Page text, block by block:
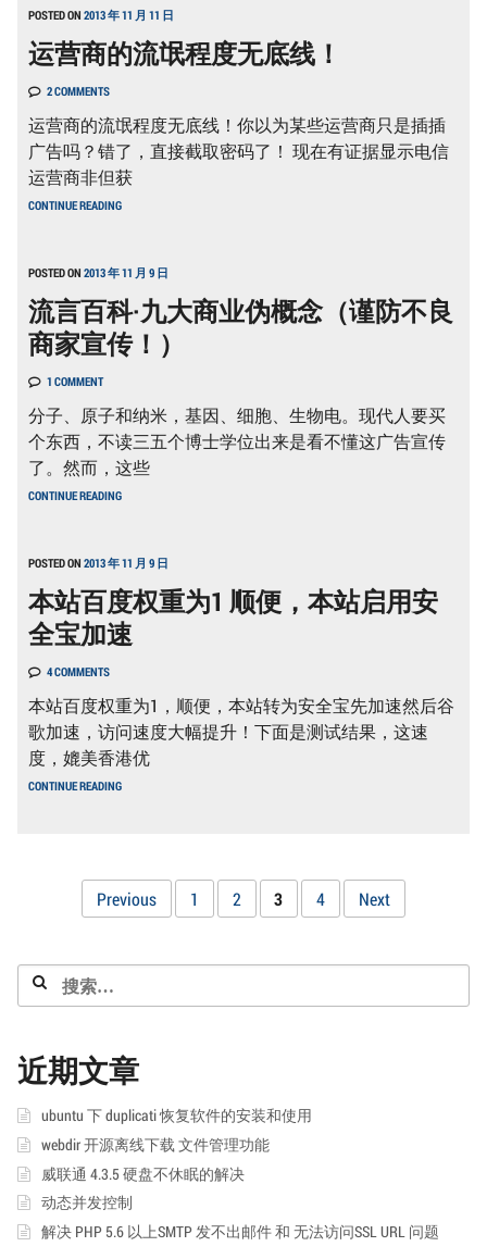
提
供：
离
线
（支
持
BT，
电
驴，
HTTPS）
POSTED ON 2013 年 11 月 11 日
运营商的流氓程度无底线！
2 COMMENTS
运营商的流氓程度无底线！你以为某些运营商只是插插
广告吗？错了，直接截取密码了！ 现在有证据显示电信
运营商非但获
CONTINUE READING运
营
流
程
度
无
底
POSTED ON 2013 年 11 月 9 日
流言百科·九大商业伪概念（谨防不良
商家宣传！）
1 COMMENT
分子、原子和纳米，基因、细胞、生物电。现代人要买
个东西，不读三五个博士学位出来是看不懂这广告宣传
了。然而，这些
CONTINUE READING流
言
·
大
商
业
伪
（谨
防
不
良
商
家
POSTED ON 2013 年 11 月 9 日
本站百度权重为1 顺便，本站启用安
全宝加速
4 COMMENTS
本站百度权重为1，顺便，本站转为安全宝先加速然后谷
歌加速，访问速度大幅提升！下面是测试结果，这速
度，媲美香港优
CONTINUE READING本
站
为
1
顺
站
用
宝
加
速
分
Previous Page
1 Page
2 Page
3 Page
4 Next
搜
索：
近期文章
ubuntu 下 duplicati 恢复软件的安装和使用
webdir 开源离线下载 文件管理功能
威联通 4.3.5 硬盘不休眠的解决
动态并发控制
解决 PHP 5.6 以上SMTP 发不出邮件 和 无法访问SSL URL 问题